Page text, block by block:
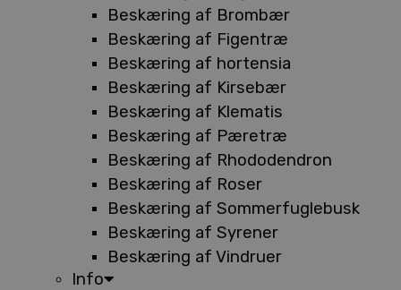
Beskæring af Brombær
Beskæring af Figentræ
Beskæring af hortensia
Beskæring af Kirsebær
Beskæring af Klematis
Beskæring af Pæretræ
Beskæring af Rhododendron
Beskæring af Roser
Beskæring af Sommerfuglebusk
Beskæring af Syrener
Beskæring af Vindruer
Info